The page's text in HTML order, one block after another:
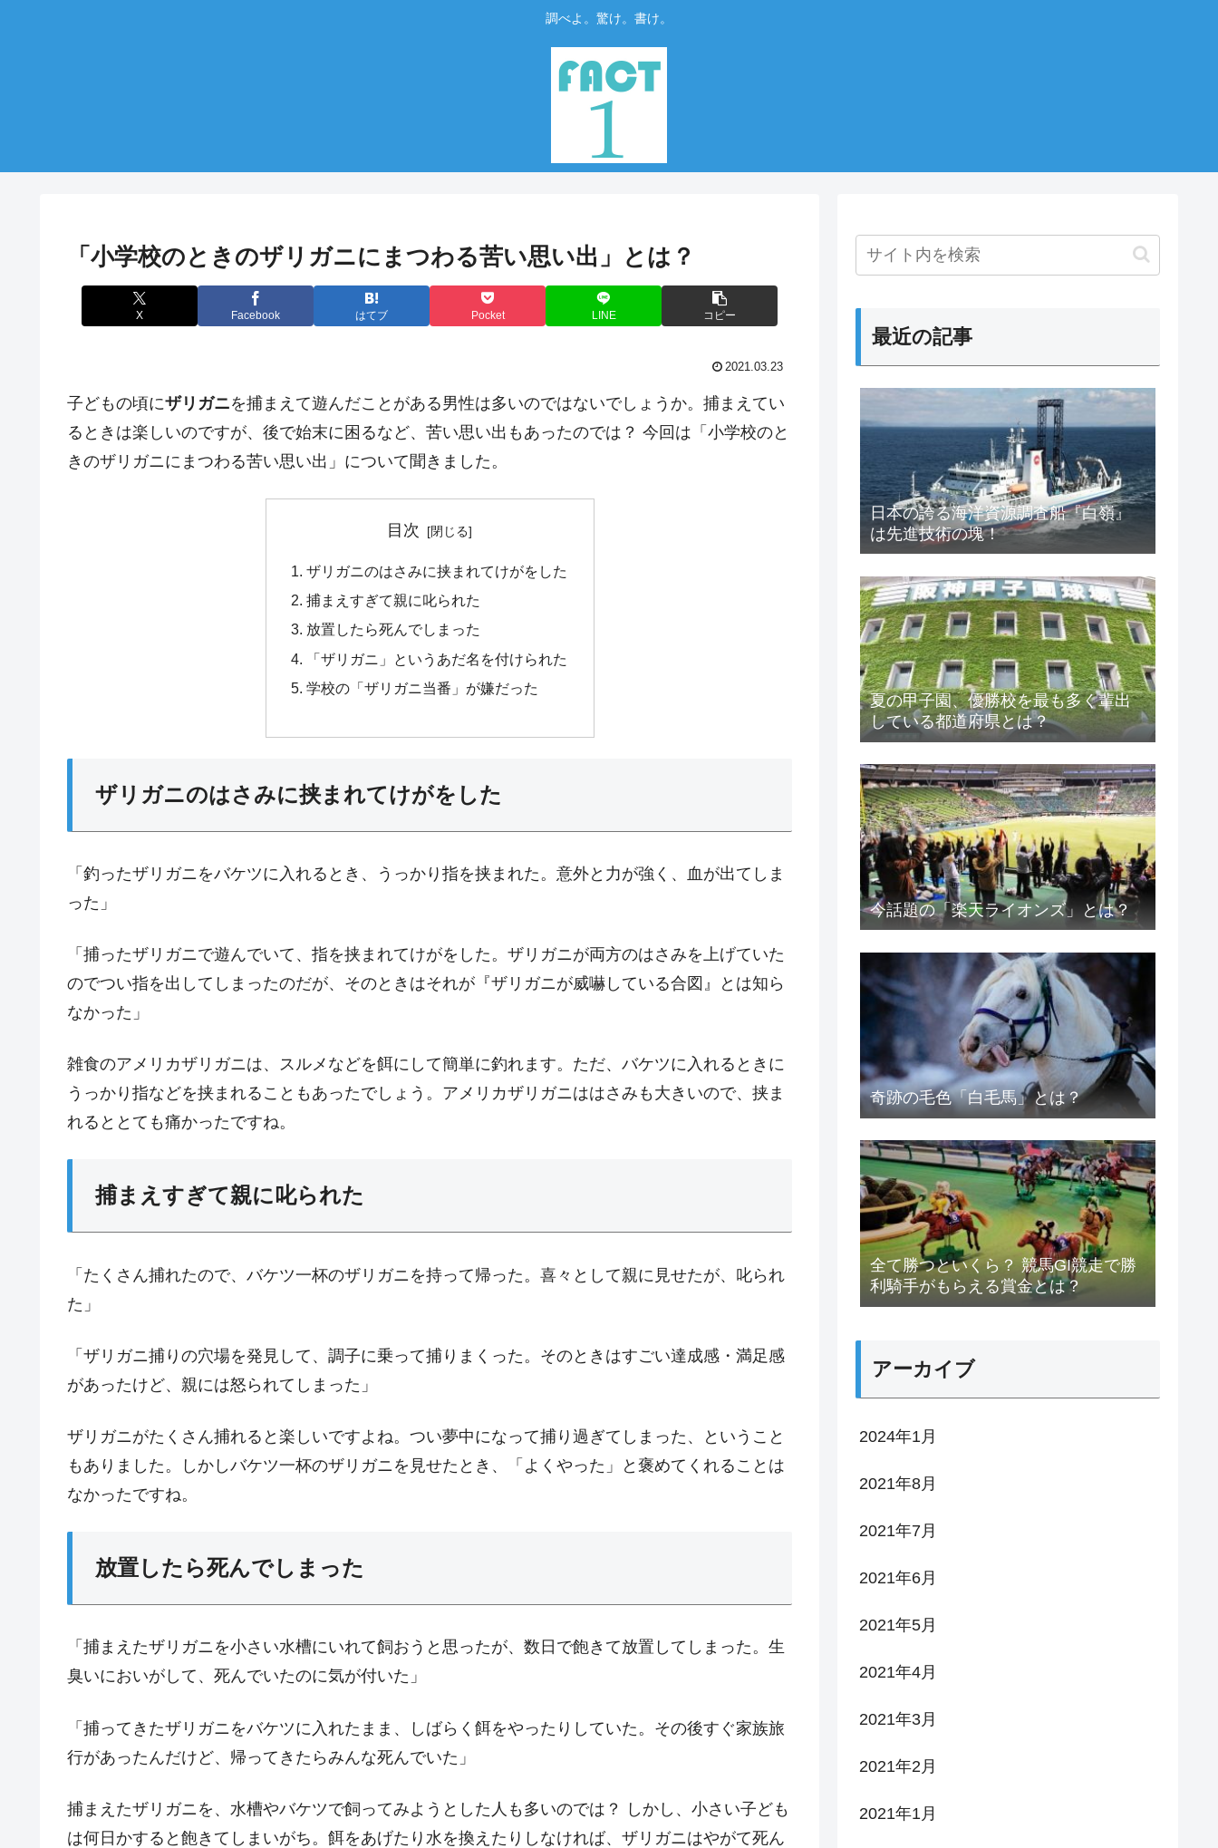
調べよ。驚け。書け。
「小学校のときのザリガニにまつわる苦い思い出」とは？
X Facebook はてブ Pocket LINE コピー
2021.03.23
子どもの頃にザリガニを捕まえて遊んだことがある男性は多いのではないでしょうか。捕まえてい
るときは楽しいのですが、後で始末に困るなど、苦い思い出もあったのでは？ 今回は「小学校のと
きのザリガニにまつわる苦い思い出」について聞きました。
目次
ザリガニのはさみに挟まれてけがをした
捕まえすぎて親に叱られた
放置したら死んでしまった
「ザリガニ」というあだ名を付けられた
学校の「ザリガニ当番」が嫌だった
ザリガニのはさみに挟まれてけがをした
「釣ったザリガニをバケツに入れるとき、うっかり指を挟まれた。意外と力が強く、血が出てしま
った」
「捕ったザリガニで遊んでいて、指を挟まれてけがをした。ザリガニが両方のはさみを上げていた
のでつい指を出してしまったのだが、そのときはそれが『ザリガニが威嚇している合図』とは知ら
なかった」
雑食のアメリカザリガニは、スルメなどを餌にして簡単に釣れます。ただ、バケツに入れるときに
うっかり指などを挟まれることもあったでしょう。アメリカザリガニははさみも大きいので、挟ま
れるととても痛かったですね。
捕まえすぎて親に叱られた
「たくさん捕れたので、バケツ一杯のザリガニを持って帰った。喜々として親に見せたが、叱られ
た」
「ザリガニ捕りの穴場を発見して、調子に乗って捕りまくった。そのときはすごい達成感・満足感
があったけど、親には怒られてしまった」
ザリガニがたくさん捕れると楽しいですよね。つい夢中になって捕り過ぎてしまった、ということ
もありました。しかしバケツ一杯のザリガニを見せたとき、「よくやった」と褒めてくれることは
なかったですね。
放置したら死んでしまった
「捕まえたザリガニを小さい水槽にいれて飼おうと思ったが、数日で飽きて放置してしまった。生
臭いにおいがして、死んでいたのに気が付いた」
「捕ってきたザリガニをバケツに入れたまま、しばらく餌をやったりしていた。その後すぐ家族旅
行があったんだけど、帰ってきたらみんな死んでいた」
捕まえたザリガニを、水槽やバケツで飼ってみようとした人も多いのでは？ しかし、小さい子ども
は何日かすると飽きてしまいがち。餌をあげたり水を換えたりしなければ、ザリガニはやがて死ん
最近の記事
日本の誇る海洋資源調査船『白嶺』
は先進技術の塊！
夏の甲子園、優勝校を最も多く輩出
している都道府県とは？
今話題の「楽天ライオンズ」とは？
奇跡の毛色「白毛馬」とは？
全て勝つといくら？ 競馬GI競走で勝
利騎手がもらえる賞金とは？
アーカイブ
2024年1月
2021年8月
2021年7月
2021年6月
2021年5月
2021年4月
2021年3月
2021年2月
2021年1月